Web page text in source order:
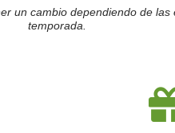
un cambio dependiendo de las
temporada.